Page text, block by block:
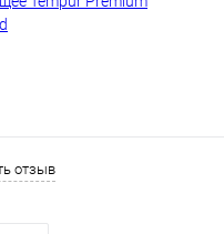
отзыв